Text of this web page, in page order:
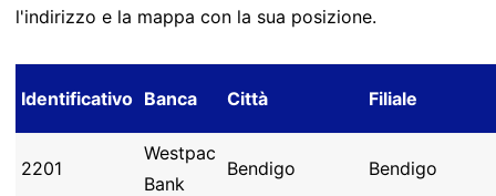
l'indirizzo e la mappa con la sua posizione.
Identificativo Banca Città Filiale
2201
Westpac
Bank
Bendigo Bendigo